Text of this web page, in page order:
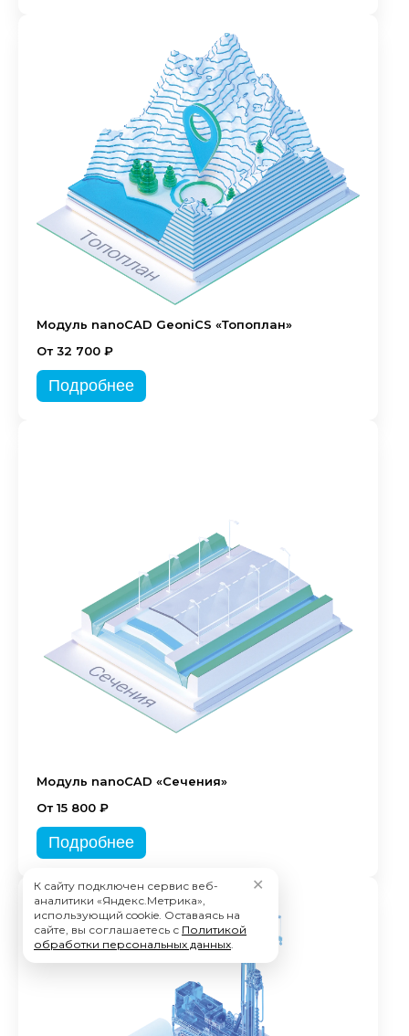
Модуль nanoCAD GeoniCS «Топоплан»
От 32 700 ₽
Подробнее
Модуль nanoCAD «Сечения»
От 15 800 ₽
Подробнее
К сайту подключен сервис веб-
аналитики «Яндекс.Метрика»,
использующий cookie. Оставаясь на
сайте, вы соглашаетесь с Политикой
обработки персональных данных.
✕